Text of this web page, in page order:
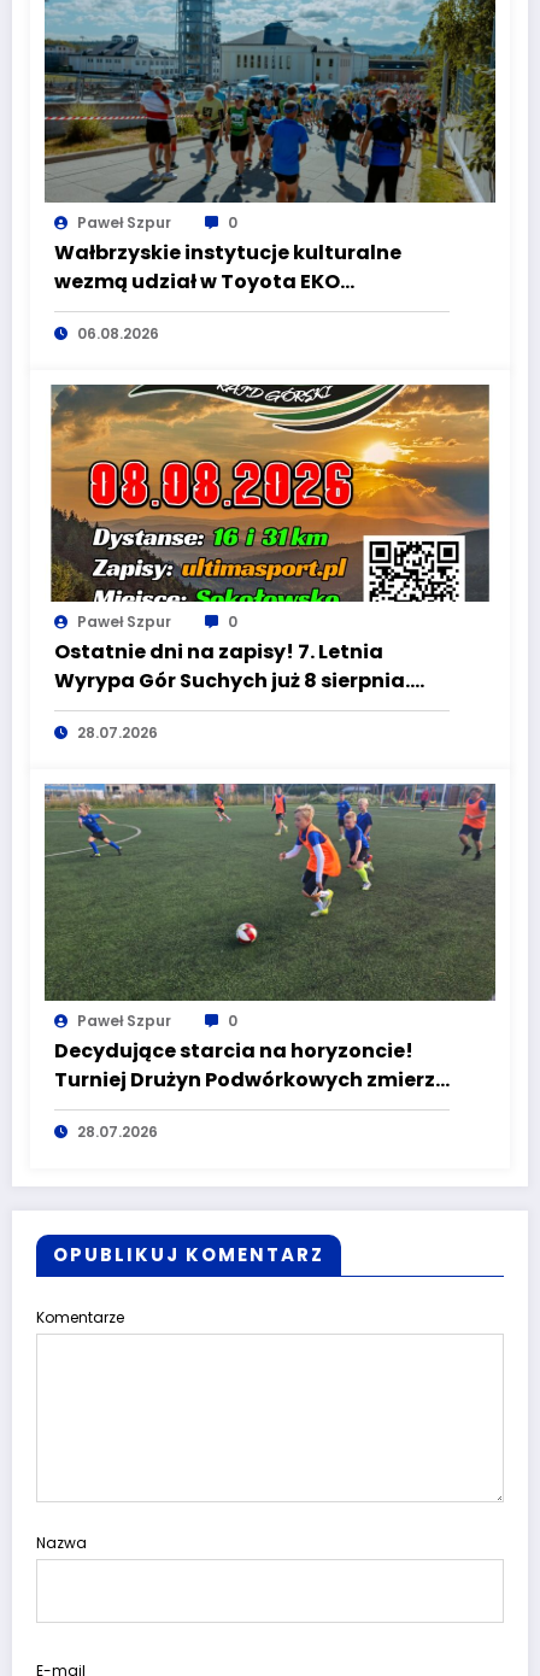
Paweł Szpur 0
Wałbrzyskie instytucje kulturalne
wezmą udział w Toyota EKO
Półmaraton Wałbrzych
06.08.2026
Paweł Szpur 0
Ostatnie dni na zapisy! 7. Letnia
Wyrypa Gór Suchych już 8 sierpnia.
Świętuj jubileusz Mieroszowa na
szlaku
28.07.2026
Paweł Szpur 0
Decydujące starcia na horyzoncie!
Turniej Drużyn Podwórkowych zmierza
do finału
28.07.2026
OPUBLIKUJ KOMENTARZ
Komentarze
Nazwa
E-mail